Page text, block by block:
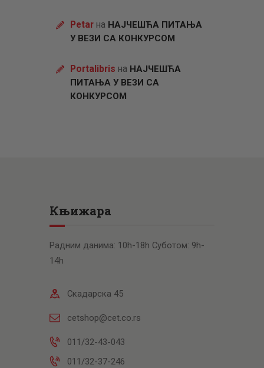
Petarна НАЈЧЕШЋА ПИТАЊА
У ВЕЗИ СА КОНКУРСОМ
Portalibris на НАЈЧЕШЋА
ПИТАЊА У ВЕЗИ СА
КОНКУРСОМ
Књижара
Радним данима: 10h-18h Суботом: 9h-
14h
Скадарска 45
cetshop@cet.co.rs
011/32-43-043
011/32-37-246